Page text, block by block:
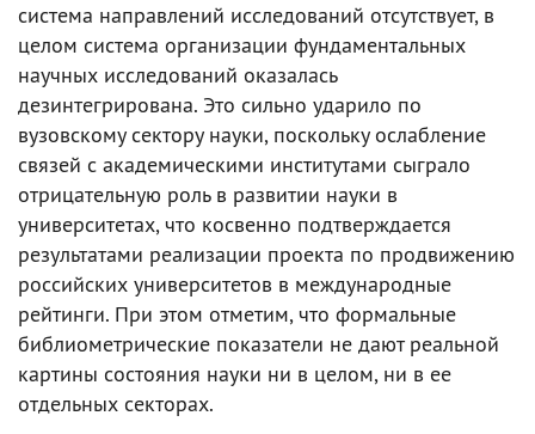
система направлений исследований отсутствует, в
целом система организации фундаментальных
научных исследований оказалась
дезинтегрирована. Это сильно ударило по
вузовскому сектору науки, поскольку ослабление
связей с академическими институтами сыграло
отрицательную роль в развитии науки в
университетах, что косвенно подтверждается
результатами реализации проекта по продвижению
российских университетов в международные
рейтинги. При этом отметим, что формальные
библиометрические показатели не дают реальной
картины состояния науки ни в целом, ни в ее
отдельных секторах.